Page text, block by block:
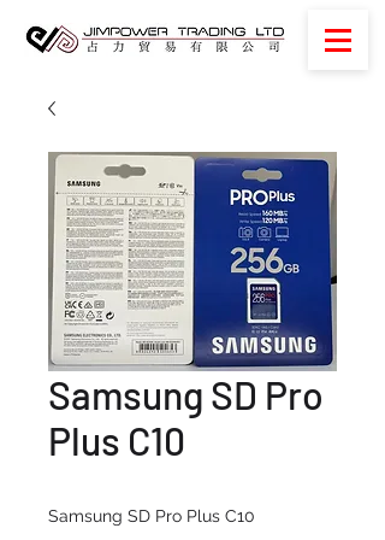
Samsung SD Pro
Plus C10
Samsung SD Pro Plus C10